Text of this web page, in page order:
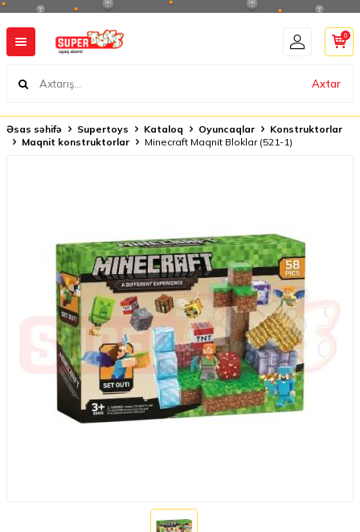
Axtar
0
Əsas səhifə Supertoys Kataloq Oyuncaqlar
Konstruktorlar
Maqnit konstruktorlar
Minecraft Maqnit Bloklar (521-1)